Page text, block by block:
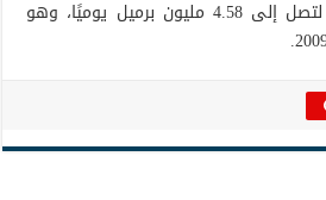
13% على أساس سنوي لتصل إلى 4.58 مليون برميل يوميًا، وهو